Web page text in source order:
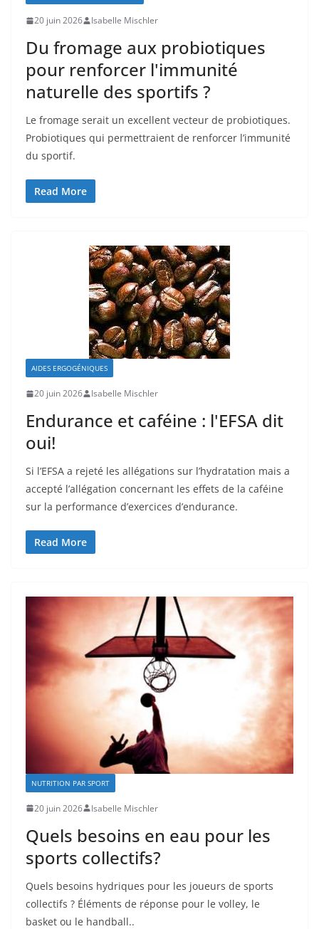
20 juin 2026 Isabelle Mischler
Du fromage aux probiotiques
pour renforcer l'immunité
naturelle des sportifs ?
Le fromage serait un excellent vecteur de probiotiques.
Probiotiques qui permettraient de renforcer l’immunité
du sportif.
Read More
AIDES ERGOGÉNIQUES
20 juin 2026 Isabelle Mischler
Endurance et caféine : l'EFSA dit
oui!
Si l’EFSA a rejeté les allégations sur l’hydratation mais a
accepté l’allégation concernant les effets de la caféine
sur la performance d’exercices d’endurance.
Read More
NUTRITION PAR SPORT
20 juin 2026 Isabelle Mischler
Quels besoins en eau pour les
sports collectifs?
Quels besoins hydriques pour les joueurs de sports
collectifs ? Éléments de réponse pour le volley, le
basket ou le handball..